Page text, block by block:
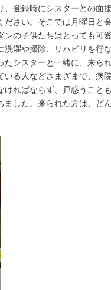
登録時にシスターとの面
さい。そこでは月曜日と
の子供たちはとっても可
濯や掃除、リハビリを行
シスターと一緒に、来ら
る人などさまざまで、病
ればならず、戸惑うこと
した。来られた方は、ど